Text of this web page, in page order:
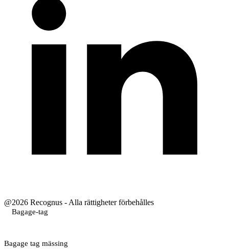
@2026 Recognus - Alla rättigheter förbehålles
Bagage-tag
Bagage tag mässing